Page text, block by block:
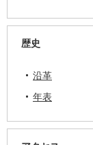
歴史
沿革
年表